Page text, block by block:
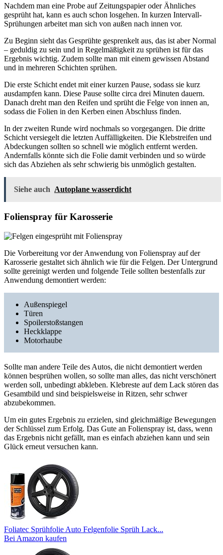
Nachdem man eine Probe auf Zeitungspapier oder Ähnliches
gesprüht hat, kann es auch schon losgehen. In kurzen Intervall-
Sprühungen arbeitet man sich von außen nach innen vor.
Zu Beginn sieht das Gesprühte gesprenkelt aus, das ist aber Normal
– geduldig zu sein und in Regelmäßigkeit zu sprühen ist für das
Ergebnis wichtig. Zudem sollte man mit einem gewissen Abstand
und in mehreren Schichten sprühen.
Die erste Schicht endet mit einer kurzen Pause, sodass sie kurz
ausdampfen kann. Diese Pause sollte circa drei Minuten dauern.
Danach dreht man den Reifen und sprüht die Felge von innen an,
sodass die Folien in den Kerben einen Abschluss finden.
In der zweiten Runde wird nochmals so vorgegangen. Die dritte
Schicht versiegelt die letzten Auffälligkeiten. Die Klebstreifen und
Abdeckungen sollten so schnell wie möglich entfernt werden.
Andernfalls könnte sich die Folie damit verbinden und so würde
sich das Abziehen als sehr schwierig bis unmöglich gestalten.
Siehe auch Autoplane wasserdicht
Folienspray für Karosserie
Die Vorbereitung vor der Anwendung von Folienspray auf der
Karosserie gestaltet sich ähnlich wie für die Felgen. Der Untergrund
sollte gereinigt werden und folgende Teile sollten bestenfalls zur
Anwendung demontiert werden:
Außenspiegel
Türen
Spoilerstoßstangen
Heckklappe
Motorhaube
Sollte man andere Teile des Autos, die nicht demontiert werden
können besprühen wollen, so sollte man alles, das nicht verschönert
werden soll, unbedingt abkleben. Klebreste auf dem Lack stören das
Gesamtbild und sind beispielsweise in Ritzen, sehr schwer
abzubekommen.
Um ein gutes Ergebnis zu erzielen, sind gleichmäßige Bewegungen
der Schlüssel zum Erfolg. Das Gute an Folienspray ist, dass, wenn
das Ergebnis nicht gefällt, man es einfach abziehen kann und sein
Glück erneut versuchen kann.
Foliatec Sprühfolie Auto Felgenfolie Sprüh Lack...
Bei Amazon kaufen